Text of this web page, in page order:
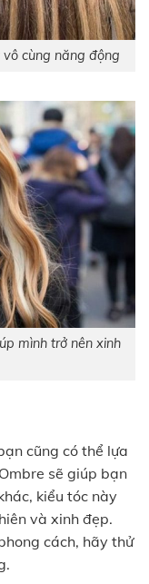
cùng năng động
mình trở nên xinh
cũng có thể lựa
sẽ giúp bạn
kiểu tóc này
và xinh đẹp.
cách, hãy thử